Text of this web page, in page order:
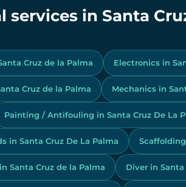
services in Santa
Cruz de la Palma Electronics in
Cruz de la Palma Mechanics in
Painting / Antifouling in Santa Cruz De La
in Santa Cruz De La Palma
Santa Cruz de la Palma Diver in